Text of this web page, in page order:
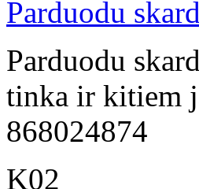
Parduodu
Parduodu
tinka ir kitiem
868024874
K02